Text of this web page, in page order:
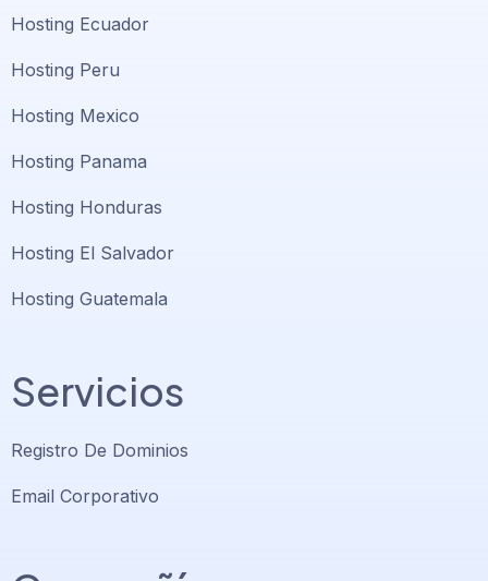
Hosting Ecuador
Hosting Peru
Hosting Mexico
Hosting Panama
Hosting Honduras
Hosting El Salvador
Hosting Guatemala
Servicios
Registro De Dominios
Email Corporativo